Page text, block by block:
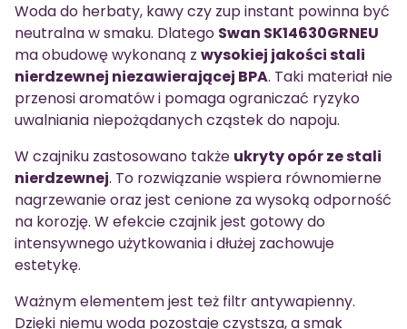
Woda do herbaty, kawy czy zup instant powinna być
neutralna w smaku. Dlatego Swan SK14630GRNEU
ma obudowę wykonaną z wysokiej jakości stali
nierdzewnej niezawierającej BPA. Taki materiał nie
przenosi aromatów i pomaga ograniczać ryzyko
uwalniania niepożądanych cząstek do napoju.
W czajniku zastosowano także ukryty opór ze stali
nierdzewnej. To rozwiązanie wspiera równomierne
nagrzewanie oraz jest cenione za wysoką odporność
na korozję. W efekcie czajnik jest gotowy do
intensywnego użytkowania i dłużej zachowuje
estetykę.
Ważnym elementem jest też filtr antywapienny.
Dzięki niemu woda pozostaje czystsza, a smak